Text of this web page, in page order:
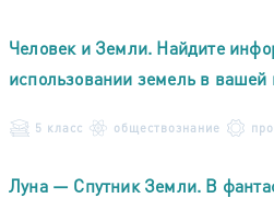
Человек и Земли. Найдите
использовании земель в вашей
5 класс обществознание
Луна — Спутник Земли. В